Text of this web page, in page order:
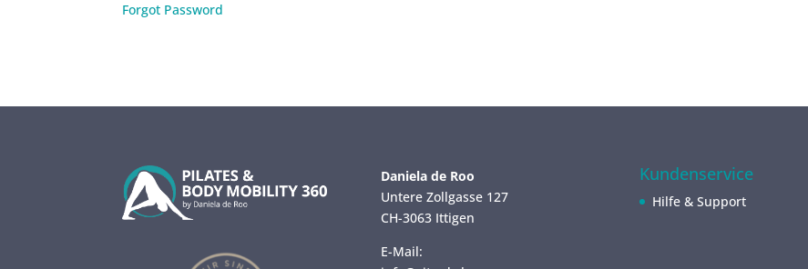
Forgot Password
Daniela de Roo
Untere Zollgasse 127
CH-3063 Ittigen
E-Mail:
Kundenservice
Hilfe & Support